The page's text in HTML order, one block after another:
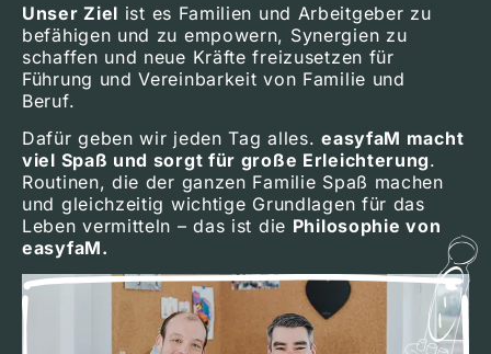
Unser Ziel ist es Familien und Arbeitgeber zu
befähigen und zu empowern, Synergien zu
schaffen und neue Kräfte freizusetzen für
Führung und Vereinbarkeit von Familie und
Beruf.
Dafür geben wir jeden Tag alles.easyfaM macht
viel Spaß und sorgt für große Erleichterung.
Routinen, die der ganzen Familie Spaß machen
und gleichzeitig wichtige Grundlagen für das
Leben vermitteln – das ist die Philosophie von
easyfaM.